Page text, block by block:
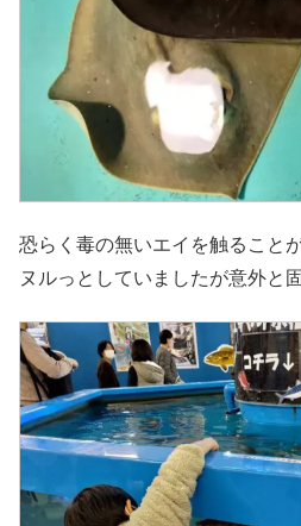
恐らく毒の無いエイを触ること
ヌルっとしていましたが意外と